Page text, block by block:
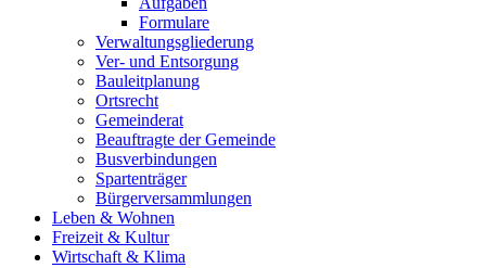
Formulare
Verwaltungsgliederung
Ver- und Entsorgung
Bauleitplanung
Ortsrecht
Gemeinderat
Beauftragte der Gemeinde
Busverbindungen
Spartenträger
Bürgerversammlungen
Leben & Wohnen
Freizeit & Kultur
Wirtschaft & Klima